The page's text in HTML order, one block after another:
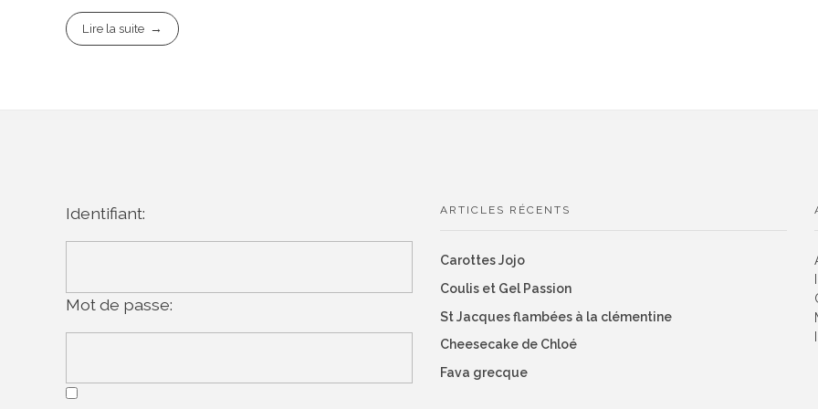
Lire la suite
Identifiant:
Mot de passe:
ARTICLES RÉCENTS
Carottes Jojo
Coulis et Gel Passion
St Jacques flambées à la clémentine
Cheesecake de Chloé
Fava grecque